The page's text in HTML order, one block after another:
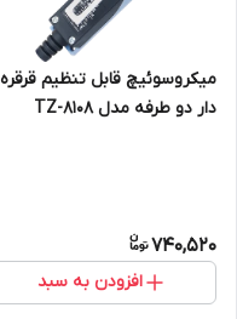
میکروسوئیچ قابل تنظیم قرقره
دار دو طرفه مدل TZ-8108
740,520
افزودن به سبد